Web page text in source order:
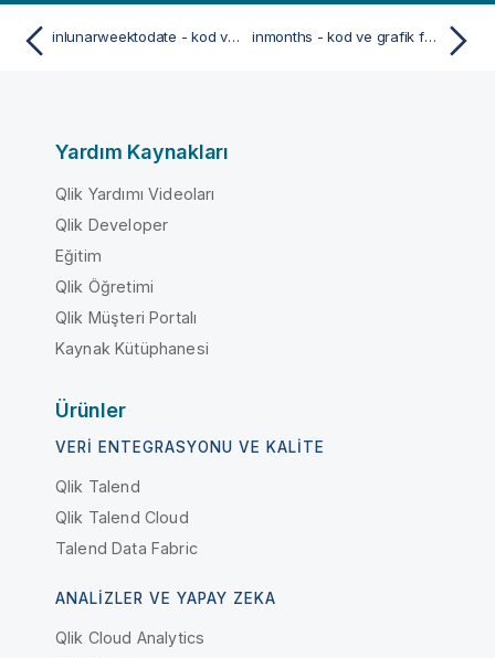
inlunarweektodate - kod ve grafik fonksiyonu inmonths - kod ve grafik fonksiyonu
Yardım Kaynakları
Qlik Yardımı Videoları
Qlik Developer
Eğitim
Qlik Öğretimi
Qlik Müşteri Portalı
Kaynak Kütüphanesi
Ürünler
VERI ENTEGRASYONU VE KALITE
Qlik Talend
Qlik Talend Cloud
Talend Data Fabric
ANALIZLER VE YAPAY ZEKA
Qlik Cloud Analytics